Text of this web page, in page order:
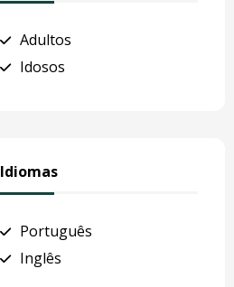
Adultos
Idosos
Idiomas
Português
Inglês